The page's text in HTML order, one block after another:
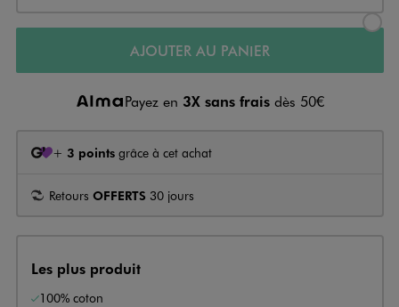
AJOUTER AU PANIER
Payez en 3X sans frais dès 50€
+ 3 points grâce à cet achat
Retours OFFERTS 30 jours
Les plus produit
100% coton